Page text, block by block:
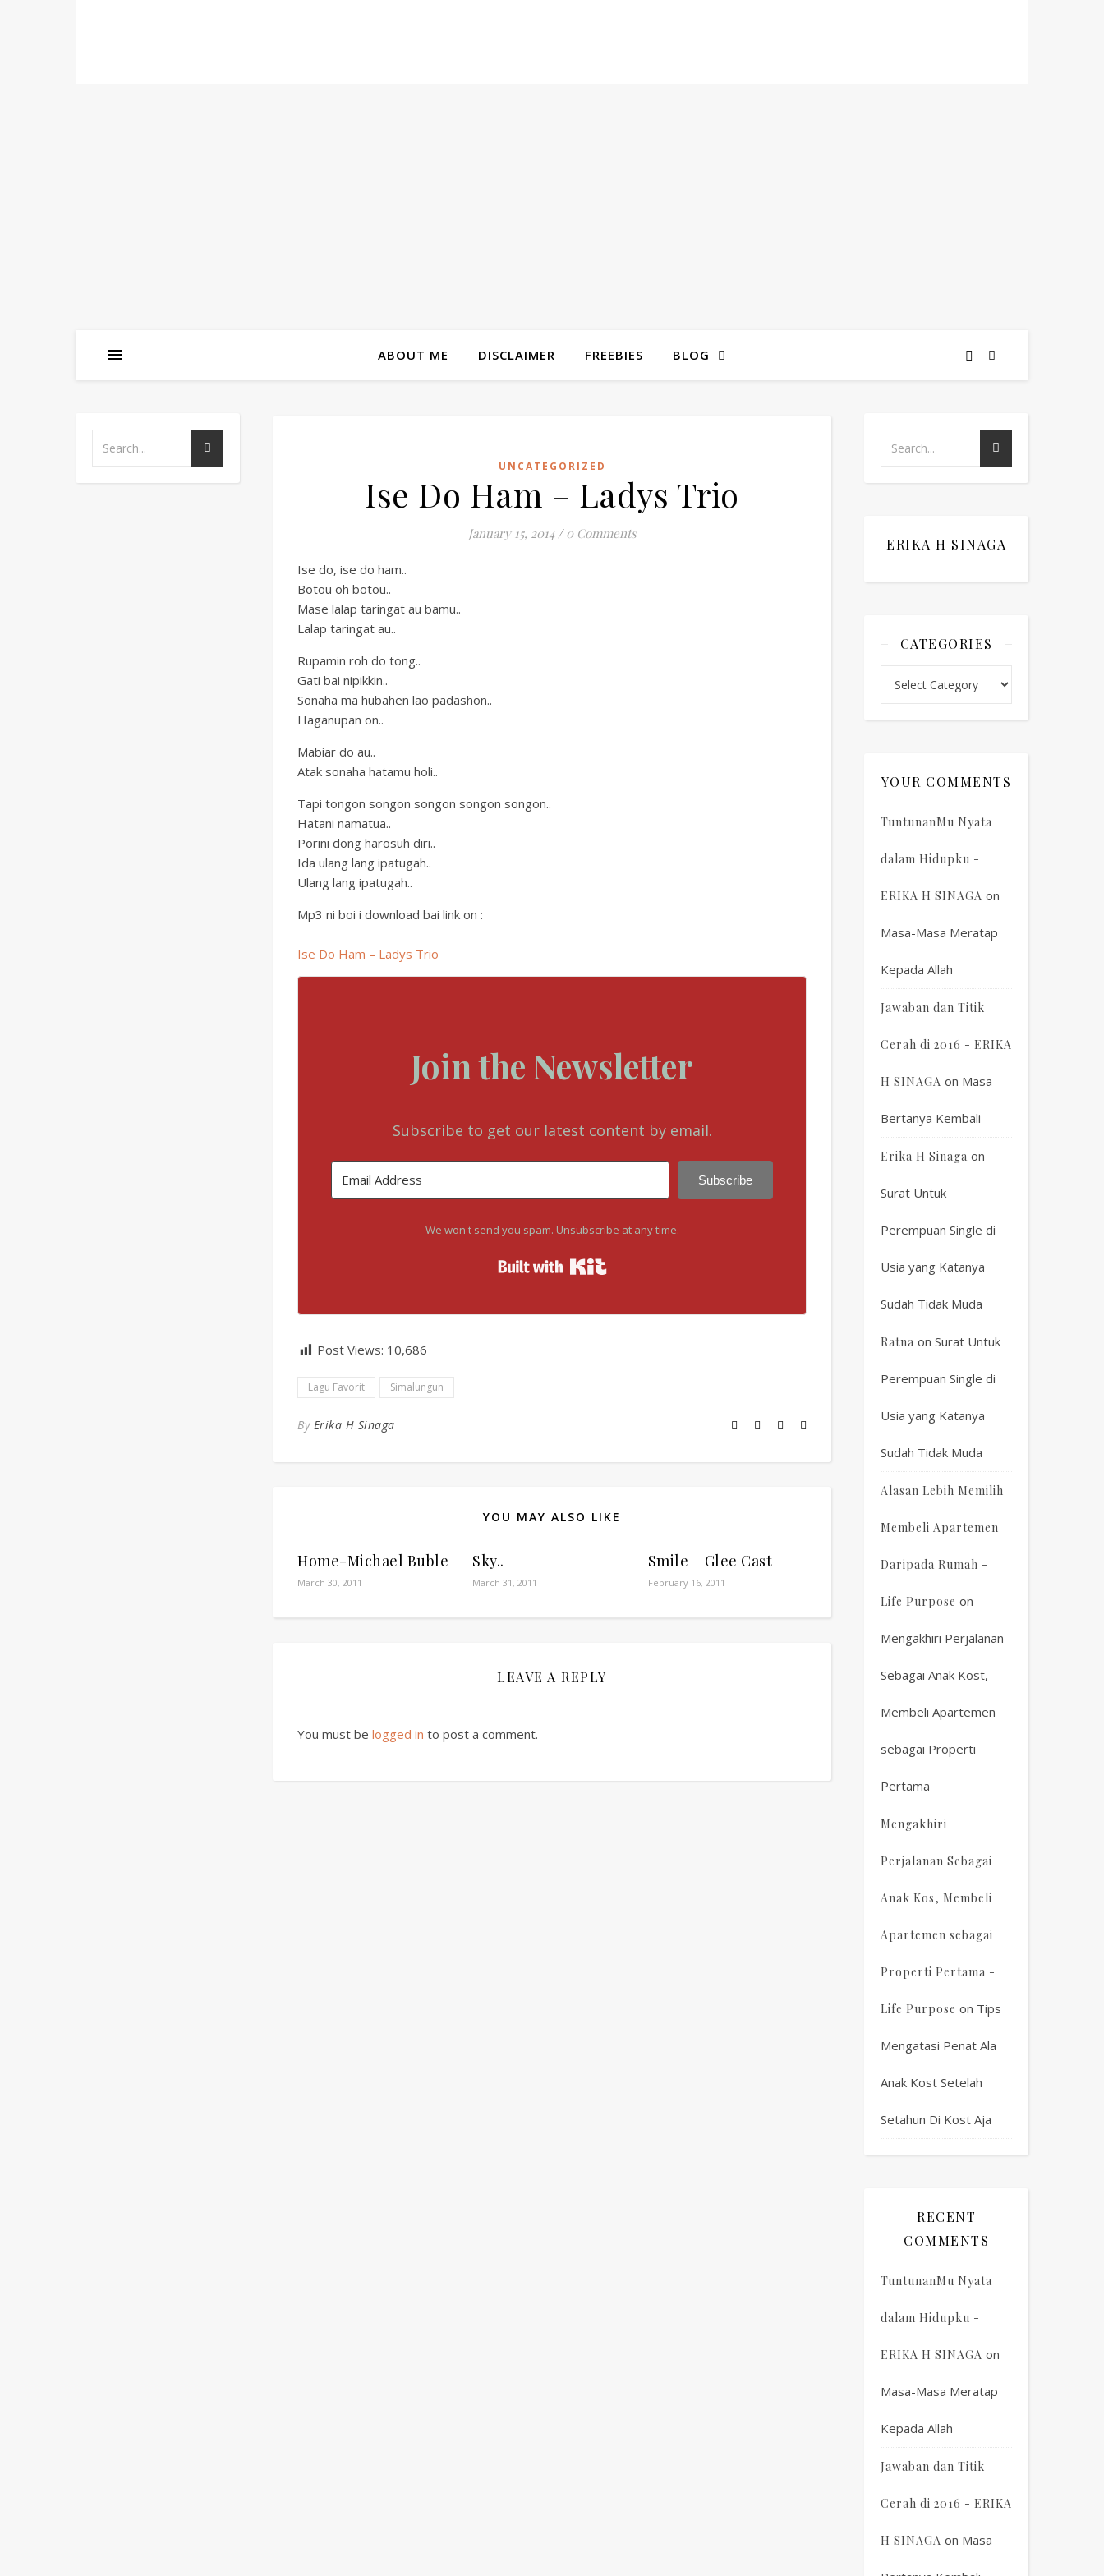
ABOUT ME DISCLAIMER FREEBIES BLOG
UNCATEGORIZED
Ise Do Ham – Ladys Trio
January 15, 2014 / 0 Comments
Ise do, ise do ham..
Botou oh botou..
Mase lalap taringat au bamu..
Lalap taringat au..
Rupamin roh do tong..
Gati bai nipikkin..
Sonaha ma hubahen lao padashon..
Haganupan on..
Mabiar do au..
Atak sonaha hatamu holi..
Tapi tongon songon songon songon songon..
Hatani namatua..
Porini dong harosuh diri..
Ida ulang lang ipatugah..
Ulang lang ipatugah..
Mp3 ni boi i download bai link on :
Ise Do Ham – Ladys Trio
Join the Newsletter
Subscribe to get our latest content by email.
Subscribe
We won't send you spam. Unsubscribe at any time.
Post Views: 10,686
Lagu Favorit Simalungun
By Erika H Sinaga
YOU MAY ALSO LIKE
Home-Michael Buble
March 30, 2011
Sky..
March 31, 2011
Smile – Glee Cast
February 16, 2011
LEAVE A REPLY
You must be logged in to post a comment.
ERIKA H SINAGA
CATEGORIES
YOUR COMMENTS
TuntunanMu Nyata
dalam Hidupku -
ERIKA H SINAGA on
Masa-Masa Meratap
Kepada Allah
Jawaban dan Titik
Cerah di 2016 - ERIKA
H SINAGA on Masa
Bertanya Kembali
Erika H Sinaga on
Surat Untuk
Perempuan Single di
Usia yang Katanya
Sudah Tidak Muda
Ratna on Surat Untuk
Perempuan Single di
Usia yang Katanya
Sudah Tidak Muda
Alasan Lebih Memilih
Membeli Apartemen
Daripada Rumah -
Life Purpose on
Mengakhiri Perjalanan
Sebagai Anak Kost,
Membeli Apartemen
sebagai Properti
Pertama
Mengakhiri
Perjalanan Sebagai
Anak Kos, Membeli
Apartemen sebagai
Properti Pertama -
Life Purpose on Tips
Mengatasi Penat Ala
Anak Kost Setelah
Setahun Di Kost Aja
RECENT
COMMENTS
TuntunanMu Nyata
dalam Hidupku -
ERIKA H SINAGA on
Masa-Masa Meratap
Kepada Allah
Jawaban dan Titik
Cerah di 2016 - ERIKA
H SINAGA on Masa